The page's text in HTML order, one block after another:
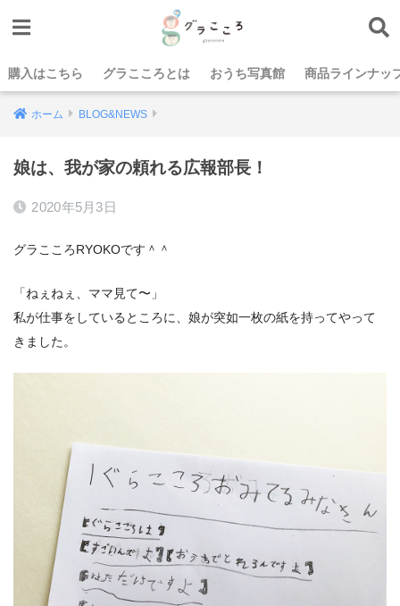
購入はこちら グラこころとは おうち写真館 商品ラインナッ
ホーム BLOG&NEWS
娘は、我が家の頼れる広報部長！
2020年5月3日
グラこころRYOKOです＾＾
「ねぇねぇ、ママ見て〜」
私が仕事をしているところに、娘が突如一枚の紙を持ってやって
きました。